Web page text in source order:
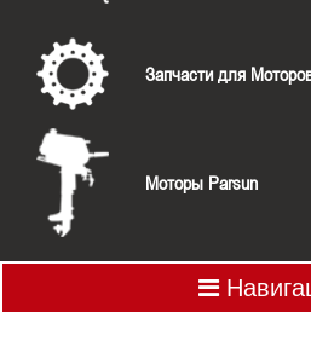
Запчасти для
Моторы Parsun